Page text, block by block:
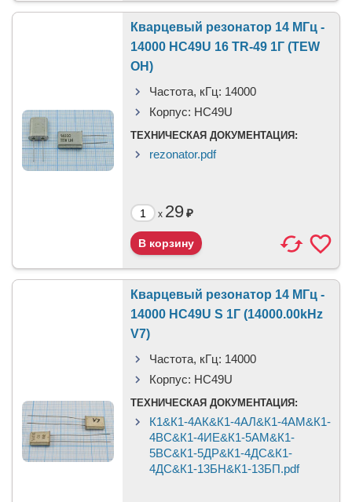
Кварцевый резонатор 14 МГц -
14000 HC49U 16 TR-49 1Г (TEW
OH)
Частота, кГц: 14000
Корпус: HC49U
ТЕХНИЧЕСКАЯ ДОКУМЕНТАЦИЯ:
rezonator.pdf
x 29₽
Кварцевый резонатор 14 МГц -
14000 HC49U S 1Г (14000.00kHz
V7)
Частота, кГц: 14000
Корпус: HC49U
ТЕХНИЧЕСКАЯ ДОКУМЕНТАЦИЯ:
К1&К1-4АК&К1-4АЛ&К1-4АМ&К1-
4ВС&К1-4ИЕ&К1-5АМ&К1-
5ВС&К1-5ДР&К1-4ДС&К1-
4ДС&К1-13БН&К1-13БП.pdf